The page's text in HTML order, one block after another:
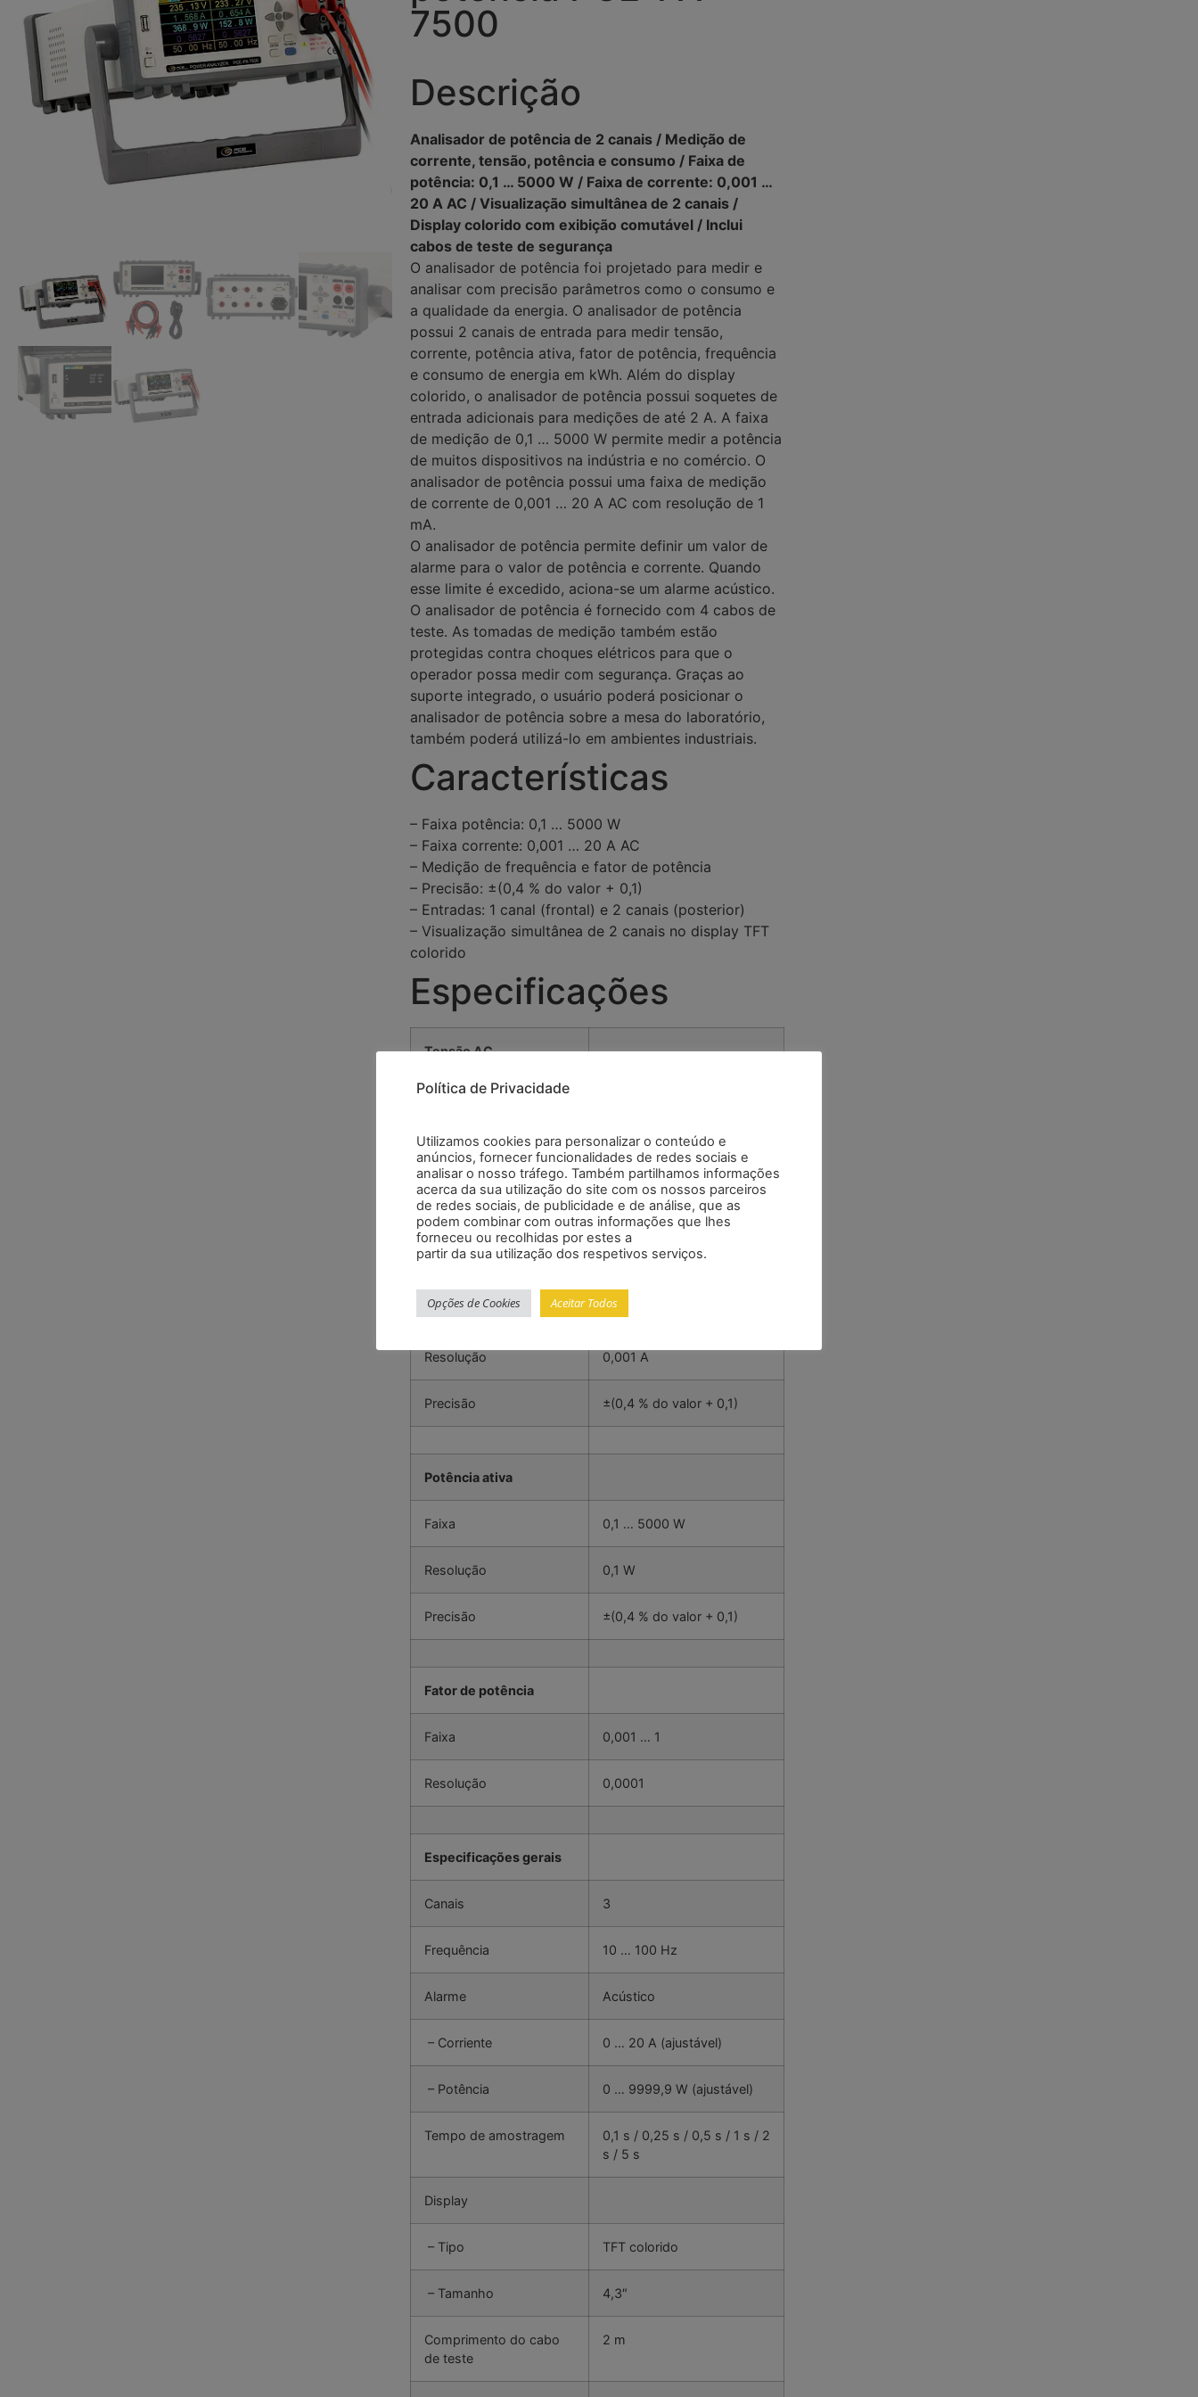
7500
Descrição
Analisador de potência de 2 canais / Medição de
corrente, tensão, potência e consumo / Faixa de
potência: 0,1 … 5000 W / Faixa de corrente: 0,001 …
20 A AC / Visualização simultânea de 2 canais /
Display colorido com exibição comutável / Inclui
cabos de teste de segurança
O analisador de potência foi projetado para medir e
analisar com precisão parâmetros como o consumo e
a qualidade da energia. O analisador de potência
possui 2 canais de entrada para medir tensão,
corrente, potência ativa, fator de potência, frequência
e consumo de energia em kWh. Além do display
colorido, o analisador de potência possui soquetes de
entrada adicionais para medições de até 2 A. A faixa
de medição de 0,1 … 5000 W permite medir a potência
de muitos dispositivos na indústria e no comércio. O
analisador de potência possui uma faixa de medição
de corrente de 0,001 … 20 A AC com resolução de 1
mA.
O analisador de potência permite definir um valor de
alarme para o valor de potência e corrente. Quando
esse limite é excedido, aciona-se um alarme acústico.
O analisador de potência é fornecido com 4 cabos de
teste. As tomadas de medição também estão
protegidas contra choques elétricos para que o
operador possa medir com segurança. Graças ao
suporte integrado, o usuário poderá posicionar o
analisador de potência sobre a mesa do laboratório,
também poderá utilizá-lo em ambientes industriais.
Características
– Faixa potência: 0,1 … 5000 W
– Faixa corrente: 0,001 … 20 A AC
– Medição de frequência e fator de potência
– Precisão: ±(0,4 % do valor + 0,1)
– Entradas: 1 canal (frontal) e 2 canais (posterior)
– Visualização simultânea de 2 canais no display TFT
colorido
Especificações
Tensão AC
Faixa
Resolução 0,01 V
Precisão ±(0,4 % do valor + 0,1)
Corrente AC
Faixa 0,001 … 20 A
Resolução 0,001 A
Precisão ±(0,4 % do valor + 0,1)
Potência ativa
Faixa 0,1 … 5000 W
Resolução 0,1 W
Precisão ±(0,4 % do valor + 0,1)
Fator de potência
Faixa 0,001 … 1
Resolução 0,0001
Especificações gerais
Canais 3
Frequência 10 … 100 Hz
Alarme Acústico
– Corriente 0 … 20 A (ajustável)
– Potência 0 … 9999,9 W (ajustável)
Tempo de amostragem
0,1 s / 0,25 s / 0,5 s / 1 s / 2
s / 5 s
Display
– Tipo TFT colorido
– Tamanho 4,3″
Comprimento do cabo
de teste
2 m
Política de Privacidade
Utilizamos cookies para personalizar o conteúdo e
anúncios, fornecer funcionalidades de redes sociais e
analisar o nosso tráfego. Também partilhamos informações
acerca da sua utilização do site com os nossos parceiros
de redes sociais, de publicidade e de análise, que as
podem combinar com outras informações que lhes
forneceu ou recolhidas por estes a
partir da sua utilização dos respetivos serviços.
Opções de Cookies Aceitar Todos